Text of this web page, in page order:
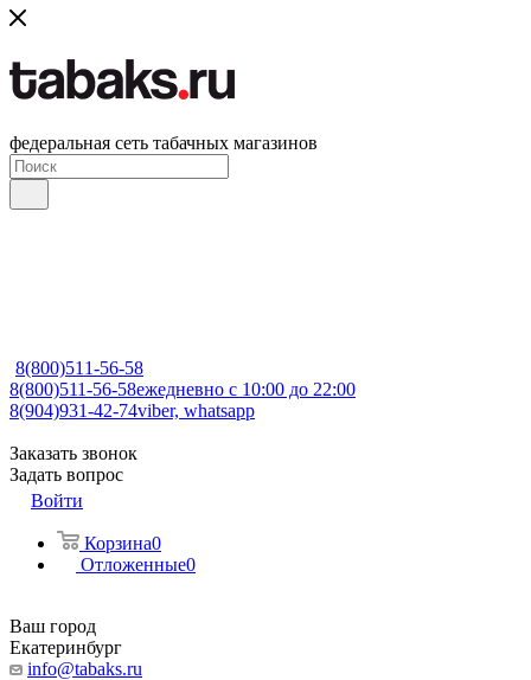
федеральная сеть табачных магазинов
8(800)511-56-58
8(800)511-56-58ежедневно с 10:00 до 22:00
8(904)931-42-74viber, whatsapp
Заказать звонок
Задать вопрос
Войти
Корзина0
Отложенные0
Ваш город
Екатеринбург
info@tabaks.ru